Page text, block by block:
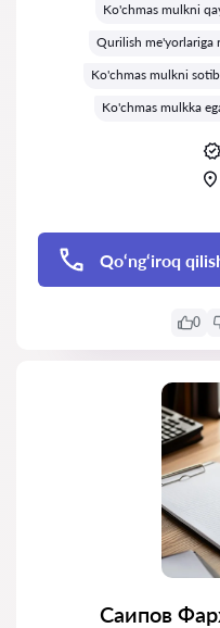
Ko'chmas mulkni
Qurilish me'yorlariga
Ko'chmas mulkni
Ko'chmas mulkka
Qo‘ng‘iroq
0
Саипов